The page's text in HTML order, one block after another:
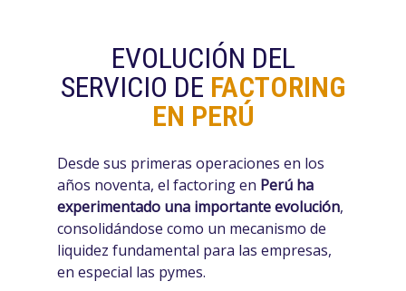
EVOLUCIÓN DEL
SERVICIO DE FACTORING
EN PERÚ
Desde sus primeras operaciones en los
años noventa, el factoring en Perú ha
experimentado una importante evolución,
consolidándose como un mecanismo de
liquidez fundamental para las empresas,
en especial las pymes.